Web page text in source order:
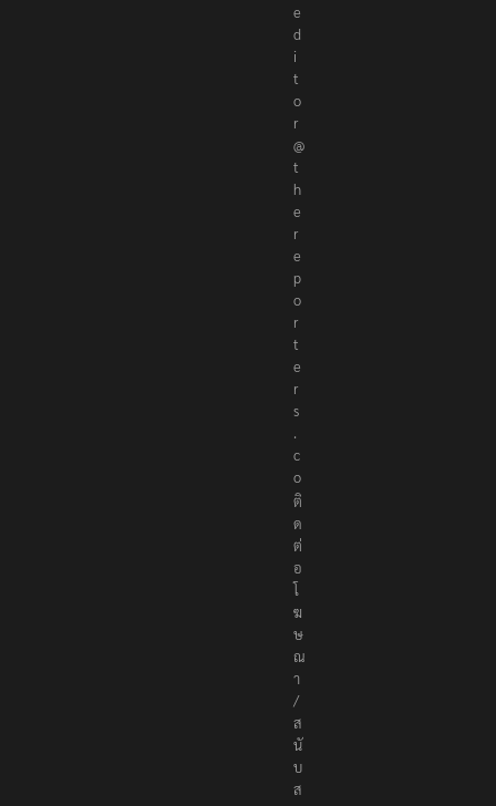
e
d
i
t
o
r
@
t
h
e
r
e
p
o
r
t
e
r
s
.
c
o
ติ
ด
ต่
อ
โ
ฆ
ษ
ณ
า
/
ส
นั
บ
ส